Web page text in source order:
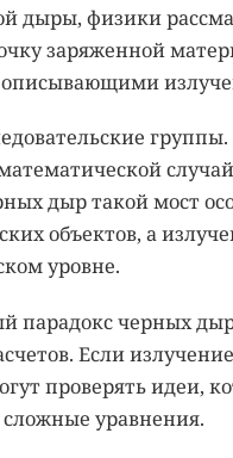
дыры, физики
заряженной
дыр такой мост
объектов, а
уровне.
черных
Если
проверять идеи,
уравнения.